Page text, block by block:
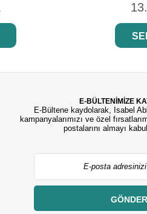
E-BÜLTENİMİZE
E-Bültene kaydolarak, Isabel
kampanyalarımızı ve özel
postalarını almayı
GÖNDER